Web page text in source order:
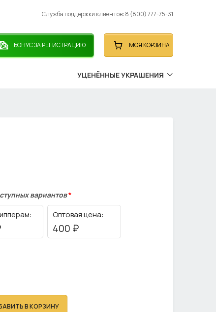
Служба поддержки клиентов: 8 (800) 777-75-31
БОНУС ЗА РЕГИСТРАЦИЮ МОЯ КОРЗИНА
УЦЕНЁННЫЕ УКРАШЕНИЯ
вариантов*
Оптовая цена:
400 ₽
В КОРЗИНУ